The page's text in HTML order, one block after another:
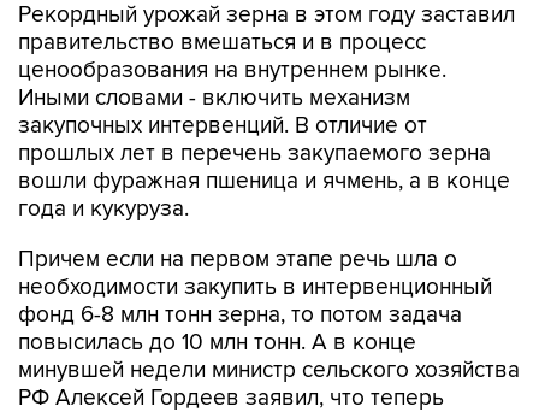
Рекордный урожай зерна в этом году заставил
правительство вмешаться и в процесс
ценообразования на внутреннем рынке.
Иными словами - включить механизм
закупочных интервенций. В отличие от
прошлых лет в перечень закупаемого зерна
вошли фуражная пшеница и ячмень, а в конце
года и кукуруза.
Причем если на первом этапе речь шла о
необходимости закупить в интервенционный
фонд 6-8 млн тонн зерна, то потом задача
повысилась до 10 млн тонн. А в конце
минувшей недели министр сельского хозяйства
РФ Алексей Гордеев заявил, что теперь